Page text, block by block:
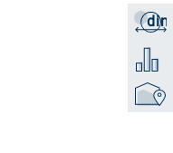
din
Zatraži
Dodati